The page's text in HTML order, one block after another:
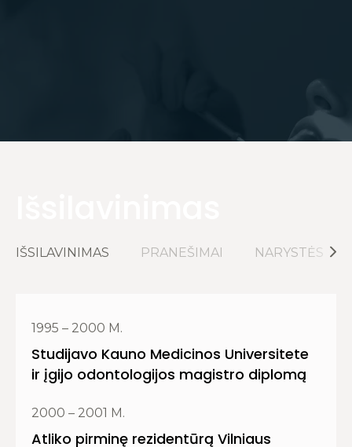
IŠSILAVINIMAS PRANEŠIMAI NARYSTĖS
1995 – 2000 M.
Studijavo Kauno Medicinos Universitete
ir įgijo odontologijos magistro diplomą
2000 – 2001 M.
Atliko pirminę rezidentūrą Vilniaus